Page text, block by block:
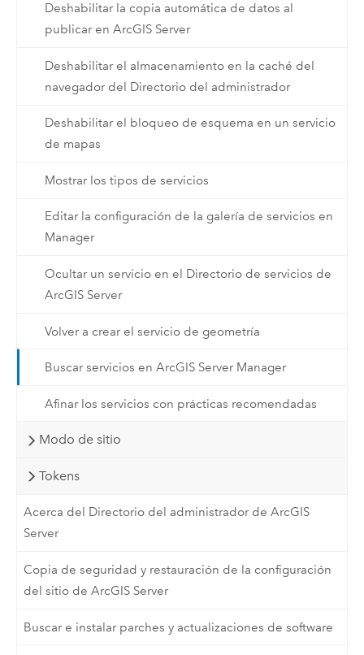
Deshabilitar la copia automática de datos al
publicar en ArcGIS Server
Deshabilitar el almacenamiento en la caché del
navegador del Directorio del administrador
Deshabilitar el bloqueo de esquema en un servicio
de mapas
Mostrar los tipos de servicios
Editar la configuración de la galería de servicios en
Manager
Ocultar un servicio en el Directorio de servicios de
ArcGIS Server
Volver a crear el servicio de geometría
Buscar servicios en ArcGIS Server Manager
Afinar los servicios con prácticas recomendadas
Modo de sitio
Tokens
Acerca del Directorio del administrador de ArcGIS
Server
Copia de seguridad y restauración de la configuración
del sitio de ArcGIS Server
Buscar e instalar parches y actualizaciones de software